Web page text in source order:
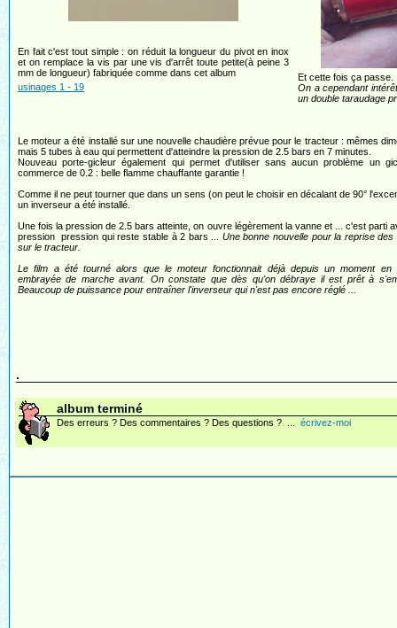
En fait c'est tout simple : on réduit la longueur du pivot en inox
et on remplace la vis par une vis d'arrêt toute petite(à peine 3
mm de longueur) fabriquée comme dans cet album
usinages 1 - 19
Et cette fois ça passe.
On a cependant
un double taraudage
Le moteur a été installé sur une nouvelle chaudière prévue pour le tracteur : mêmes
mais 5 tubes à eau qui permettent d'atteindre la pression de 2.5 bars en 7 minutes.
Nouveau porte-gicleur également qui permet d'utiliser sans aucun problème un
commerce de 0.2 : belle flamme chauffante garantie !
Comme il ne peut tourner que dans un sens (on peut le choisir en décalant de 90°
un inverseur a été installé.
Une fois la pression de 2.5 bars atteinte, on ouvre légèrement la vanne et ... c'est parti
pression pression qui reste stable à 2 bars ... Une bonne nouvelle pour la reprise des
sur le tracteur.
Le film a été tourné alors que le moteur fonctionnait déjà depuis un moment en
embrayée de marche avant. On constate que dès qu'on débraye il est prêt à
Beaucoup de puissance pour entraîner l'inverseur qui n'est pas encore réglé ...
.
album terminé
Des erreurs ? Des commentaires ? Des questions ? ... écrivez-moi